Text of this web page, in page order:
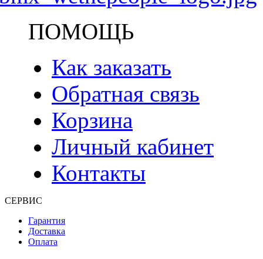
ПОМОЩЬ
Как заказать
Обратная связь
Корзина
Личный кабинет
Контакты
СЕРВИС
Гарантия
Доставка
Оплата